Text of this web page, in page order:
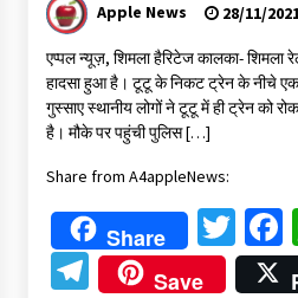
Apple News 28/11/
एप्पल न्यूज़, शिमला हैरिटेज कालका- शिमला
हादसा हुआ है। टूटू के निकट ट्रेन के नीचे
गुस्साए स्थानीय लोगों ने टूटू में ही ट्रेन को
है। मौके पर पहुंची पुलिस […]
Share from A4appleNews:
Share
Telegram
Save